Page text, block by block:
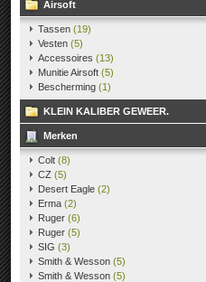
Airsoft
Tassen (19)
Vesten (5)
Accessoires (13)
Munitie Airsoft (5)
Bescherming (1)
KLEIN KALIBER GEWEER.
Merken
Colt (8)
CZ (5)
Desert Eagle (2)
Erma (2)
Ruger (6)
Ruger (5)
SIG (3)
Smith & Wesson (5)
Smith & Wesson (5)